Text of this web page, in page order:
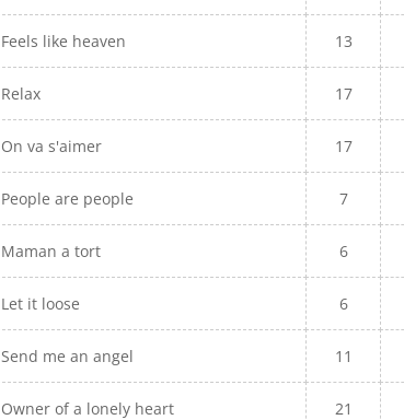
Feels like heaven 13
Relax 17
On va s'aimer 17
People are people 7
Maman a tort 6
Let it loose 6
Send me an angel 11
Owner of a lonely heart 21